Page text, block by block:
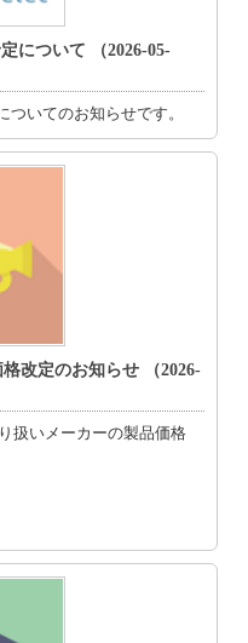
について （2026-05-
ついてのお知らせです。
改定のお知らせ （2026-
扱いメーカーの製品価格